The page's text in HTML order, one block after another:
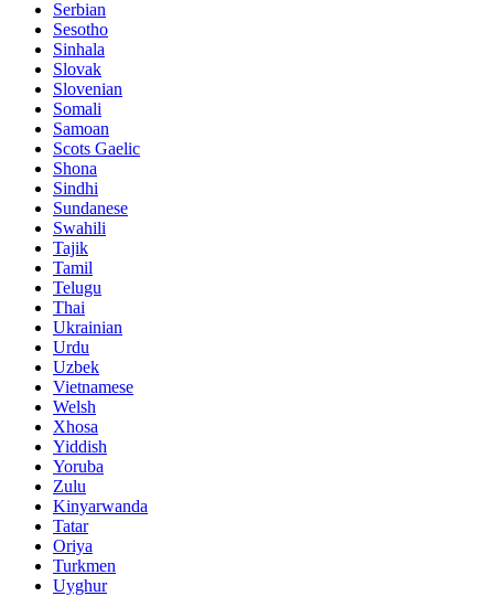
Serbian
Sesotho
Sinhala
Slovak
Slovenian
Somali
Samoan
Scots Gaelic
Shona
Sindhi
Sundanese
Swahili
Tajik
Tamil
Telugu
Thai
Ukrainian
Urdu
Uzbek
Vietnamese
Welsh
Xhosa
Yiddish
Yoruba
Zulu
Kinyarwanda
Tatar
Oriya
Turkmen
Uyghur